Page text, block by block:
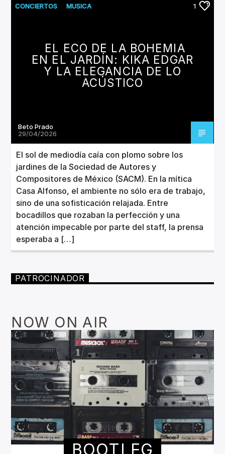
CANCIÓN ACTUAL
CONCIERTOS MUSICA 1
EL ECO DE LA BOHEMIA
EN EL JARDÍN: KIKA EDGAR
Y LA ELEGANCIA DE LO
ACÚSTICO
Beto Prado
29/04/2026
El sol de mediodía caía con plomo sobre los
jardines de la Sociedad de Autores y
Compositores de México (SACM). En la mítica
Casa Alfonso, el ambiente no sólo era de trabajo,
sino de una sofisticación relajada. Entre
bocadillos que rozaban la perfección y una
atención impecable por parte del staff, la prensa
esperaba a […]
PATROCINADOR
NOW ON AIR
BOOTLEG